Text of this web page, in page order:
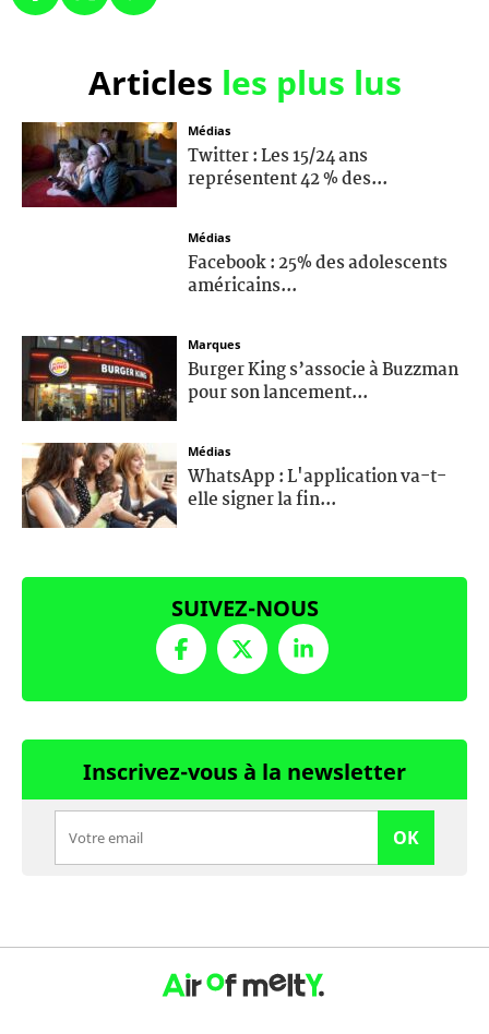
Articles les plus lus
Médias
Twitter : Les 15/24 ans
représentent 42 % des...
Médias
Facebook : 25% des adolescents
américains...
Marques
Burger King s’associe à Buzzman
pour son lancement...
Médias
WhatsApp : L'application va-t-
elle signer la fin...
SUIVEZ-NOUS
Inscrivez-vous à la newsletter
OK